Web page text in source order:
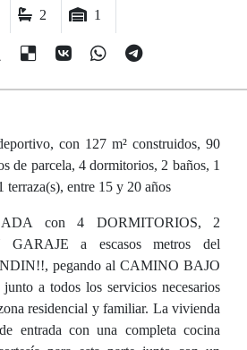
2 1
con 127 m² construidos, 90
de parcela, 4 dormitorios, 2 baños, 1
terraza(s), entre 15 y 20 años
con 4 DORMITORIOS, 2
a escasos metros del
pegando al CAMINO BAJO
a todos los servicios necesarios
residencial y familiar. La vivienda
entrada con una completa cocina